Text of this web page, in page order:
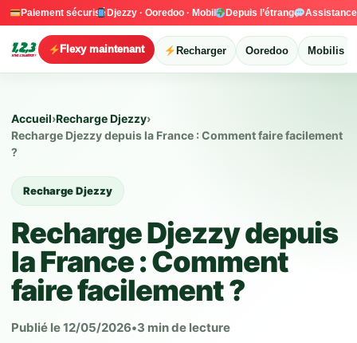
Paiement sécurisé Djezzy · Ooredoo · Mobilis Depuis l’étranger
Recharger Ooredoo Mobilis
Flexy maintenant
Accueil›Recharge Djezzy›
Recharge Djezzy depuis la France : Comment faire facilement
?
Recharge Djezzy
Recharge Djezzy depuis
la France : Comment
faire facilement ?
Publié le 12/05/2026•3 min de lecture